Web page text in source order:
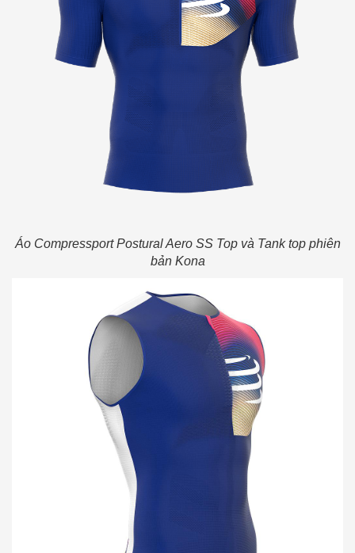
Áo Compressport Postural Aero SS Top và Tank top phiên
bản Kona